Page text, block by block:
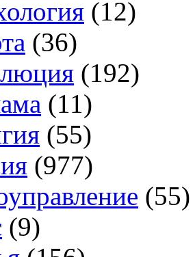
(12)
(36)
(192)
(11)
(55)
(977)
(55)
(9)